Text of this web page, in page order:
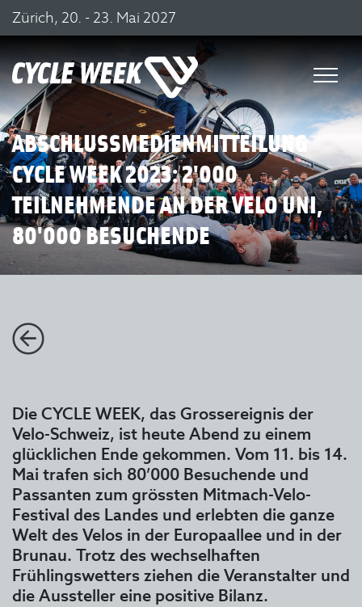
Zürich, 20. - 23. Mai 2027
ABSCHLUSSMEDIENMITTEILUNG
CYCLE WEEK 2023: 2'000
TEILNEHMENDE AN DER VELO UNI,
80'000 BESUCHENDE
Die CYCLE WEEK, das Grossereignis der
Velo-Schweiz, ist heute Abend zu einem
glücklichen Ende gekommen. Vom 11. bis 14.
Mai trafen sich 80’000 Besuchende und
Passanten zum grössten Mitmach-Velo-
Festival des Landes und erlebten die ganze
Welt des Velos in der Europaallee und in der
Brunau. Trotz des wechselhaften
Frühlingswetters ziehen die Veranstalter und
die Aussteller eine positive Bilanz.